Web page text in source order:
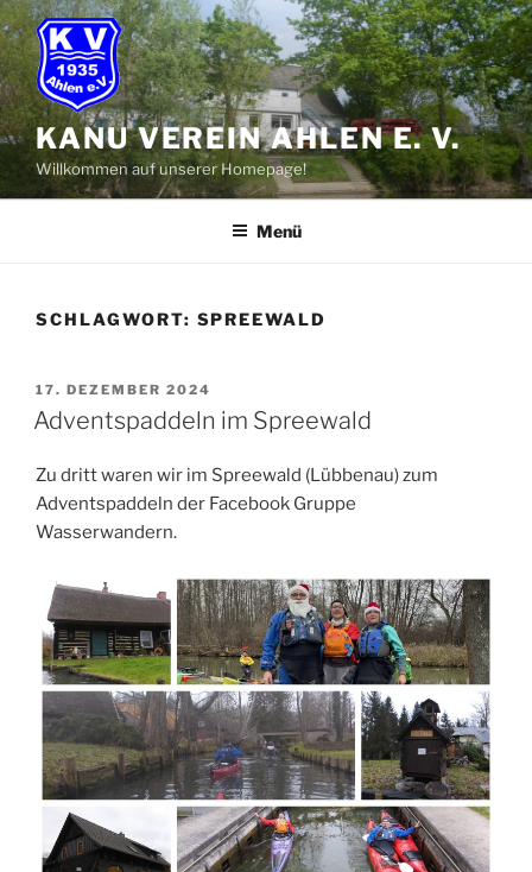
Zum
Inhalt
springen
KANU VEREIN AHLEN E. V.
Willkommen auf unserer Homepage!
Menü
SCHLAGWORT: SPREEWALD
VERÖFFENTLICHT
AM
17. DEZEMBER 2024
Adventspaddeln im Spreewald
Zu dritt waren wir im Spreewald (Lübbenau) zum
Adventspaddeln der Facebook Gruppe
Wasserwandern.